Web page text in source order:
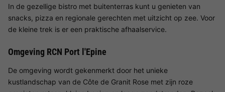
In de gezellige bistro met buitenterras kunt u genieten van
snacks, pizza en regionale gerechten met uitzicht op zee. Voor
de kleine trek is er een praktische afhaalservice.
Omgeving RCN Port l'Epine
De omgeving wordt gekenmerkt door het unieke
kustlandschap van de Côte de Granit Rose met zijn roze